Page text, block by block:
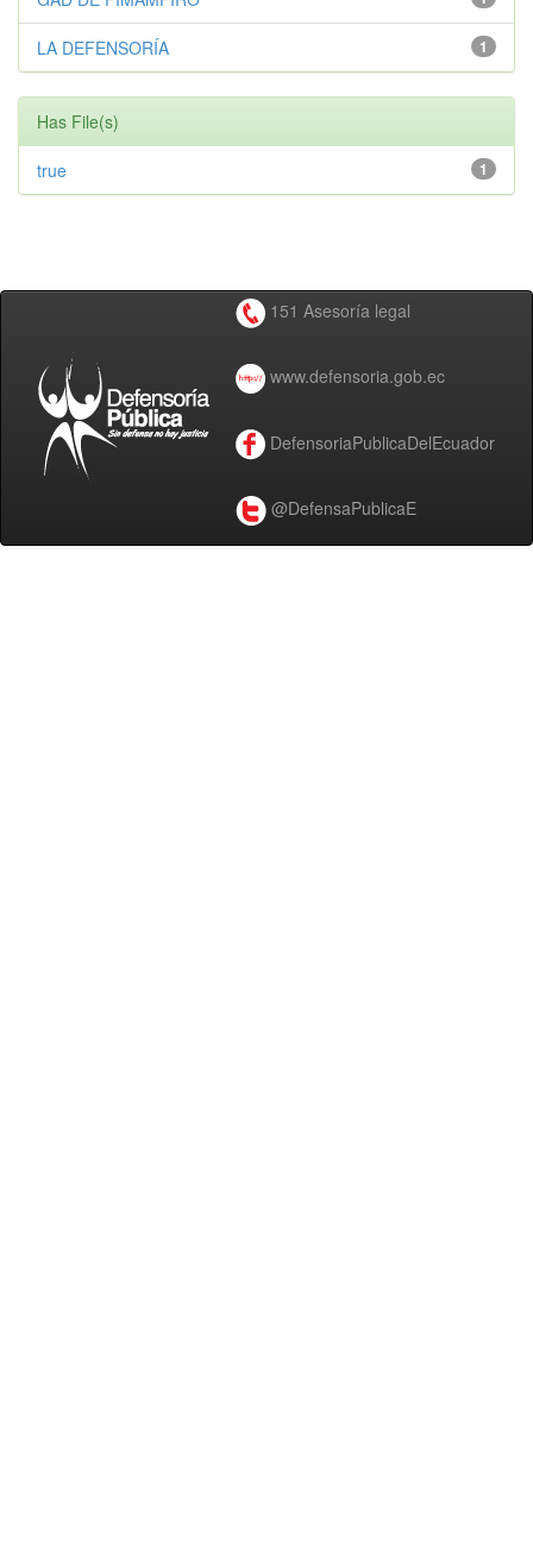
1
LA DEFENSORÍA
Has File(s)
1
true
151 Asesoría legal
www.defensoria.gob.ec
DefensoriaPublicaDelEcuador
@DefensaPublicaE